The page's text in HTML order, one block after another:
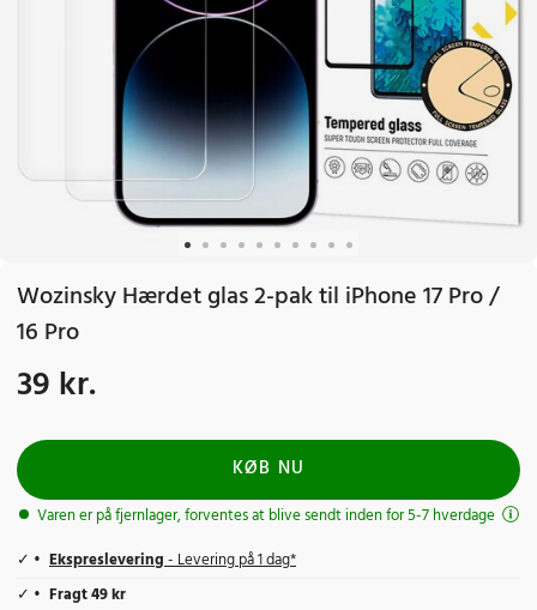
Wozinsky Hærdet glas 2-pak til iPhone 17 Pro /
16 Pro
Pris: 39 kr.
39 kr.
KØB NU
Varen er på fjernlager, forventes at blive sendt inden for 5-7 hverdage
Ekspreslevering- Levering på 1 dag*
Fragt 49 kr